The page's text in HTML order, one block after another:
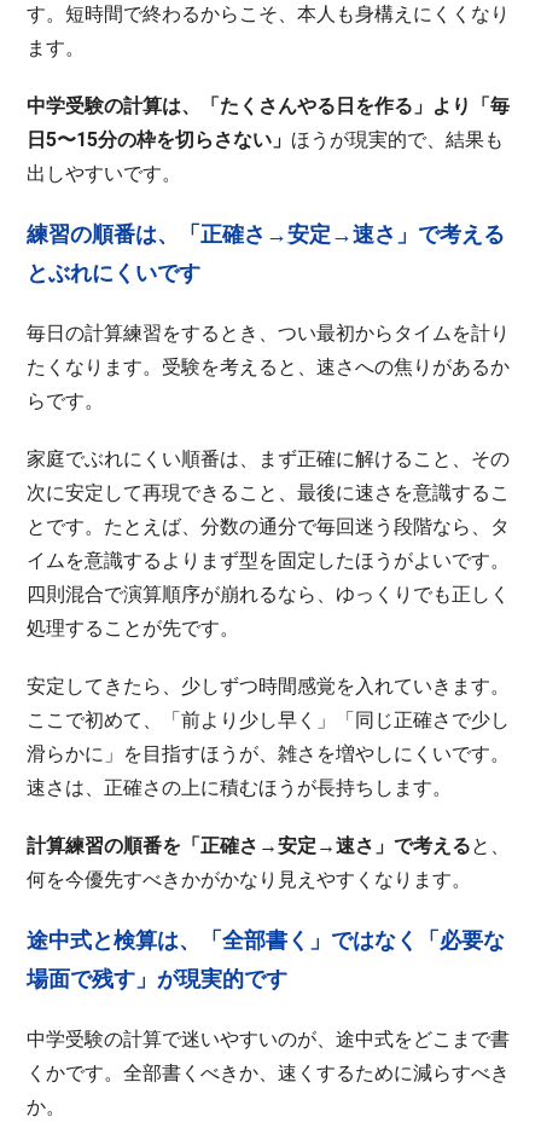
す。短時間で終わるからこそ、本人も身構えにくくなり
ます。
中学受験の計算は、「たくさんやる日を作る」より「毎
日5〜15分の枠を切らさない」 ほうが現実的で、結果も
出しやすいです。
練習の順番は、「正確さ→安定→速さ」で考える
とぶれにくいです
毎日の計算練習をするとき、つい最初からタイムを計り
たくなります。受験を考えると、速さへの焦りがあるか
らです。
家庭でぶれにくい順番は、まず正確に解けること、その
次に安定して再現できること、最後に速さを意識するこ
とです。たとえば、分数の通分で毎回迷う段階なら、タ
イムを意識するよりまず型を固定したほうがよいです。
四則混合で演算順序が崩れるなら、ゆっくりでも正しく
処理することが先です。
安定してきたら、少しずつ時間感覚を入れていきます。
ここで初めて、「前より少し早く」「同じ正確さで少し
滑らかに」を目指すほうが、雑さを増やしにくいです。
速さは、正確さの上に積むほうが長持ちします。
計算練習の順番を「正確さ→安定→速さ」で考えると、
何を今優先すべきかがかなり見えやすくなります。
途中式と検算は、「全部書く」ではなく「必要な
場面で残す」が現実的です
中学受験の計算で迷いやすいのが、途中式をどこまで書
くかです。全部書くべきか、速くするために減らすべき
か。